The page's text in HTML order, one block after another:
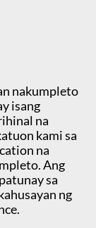
nakumpleto
isang
na
kami sa
na
Ang
sa
ng